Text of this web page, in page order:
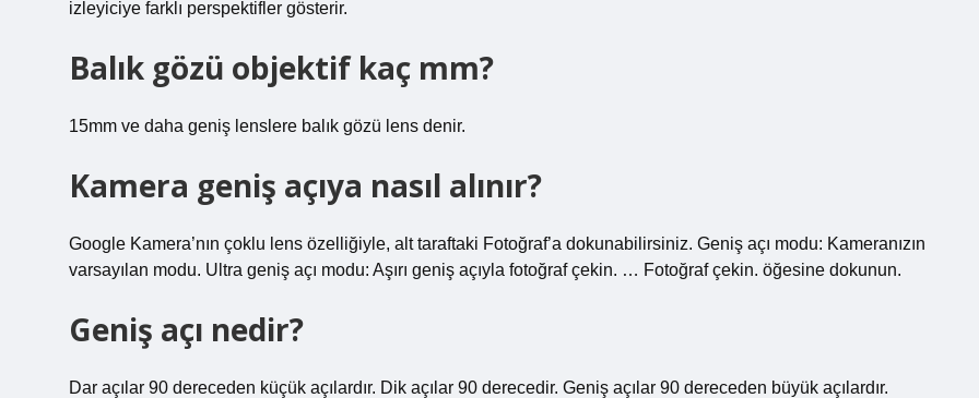
izleyiciye farklı perspektifler gösterir.
Balık gözü objektif kaç mm?
15mm ve daha geniş lenslere balık gözü lens denir.
Kamera geniş açıya nasıl alınır?
Google Kamera’nın çoklu lens özelliğiyle, alt taraftaki Fotoğraf’a dokunabilirsiniz. Geniş açı modu: Kameranızın
varsayılan modu. Ultra geniş açı modu: Aşırı geniş açıyla fotoğraf çekin. … Fotoğraf çekin. öğesine dokunun.
Geniş açı nedir?
Dar açılar 90 dereceden küçük açılardır. Dik açılar 90 derecedir. Geniş açılar 90 dereceden büyük açılardır.